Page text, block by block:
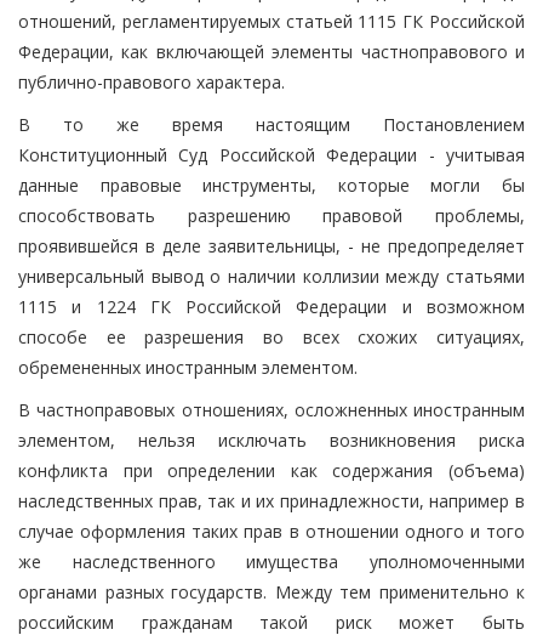
отношений, регламентируемых статьей 1115 ГК Российской
Федерации, как включающей элементы частноправового и
публично-правового характера.
В то же время настоящим Постановлением
Конституционный Суд Российской Федерации - учитывая
данные правовые инструменты, которые могли бы
способствовать разрешению правовой проблемы,
проявившейся в деле заявительницы, - не предопределяет
универсальный вывод о наличии коллизии между статьями
1115 и 1224 ГК Российской Федерации и возможном
способе ее разрешения во всех схожих ситуациях,
обремененных иностранным элементом.
В частноправовых отношениях, осложненных иностранным
элементом, нельзя исключать возникновения риска
конфликта при определении как содержания (объема)
наследственных прав, так и их принадлежности, например в
случае оформления таких прав в отношении одного и того
же наследственного имущества уполномоченными
органами разных государств. Между тем применительно к
российским гражданам такой риск может быть